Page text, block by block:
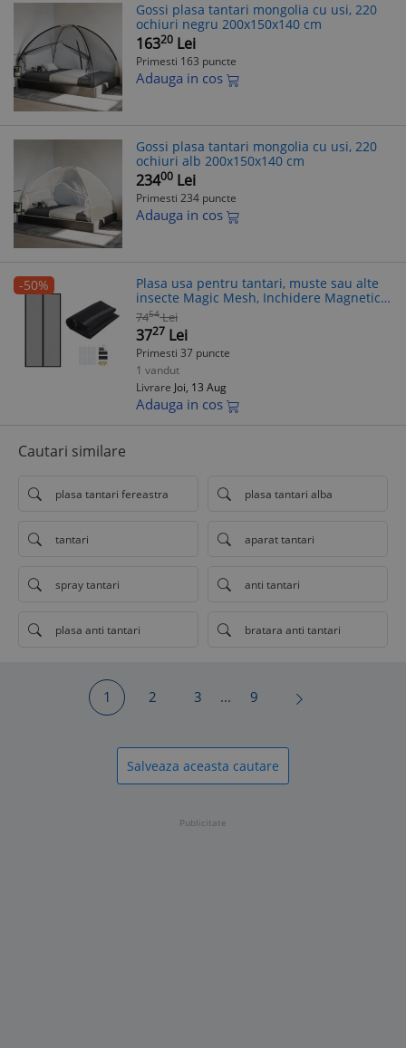
Gossi plasa tantari mongolia cu usi, 220
ochiuri negru 200x150x140 cm
16320 Lei
Primesti 163 puncte
Adauga in cos
Gossi plasa tantari mongolia cu usi, 220
ochiuri alb 200x150x140 cm
23400 Lei
Primesti 234 puncte
Adauga in cos
-50%
Plasa usa pentru tantari, muste sau alte
insecte Magic Mesh, Inchidere Magnetica,
negru
7454 Lei
3727 Lei
Primesti 37 puncte
1 vandut
Livrare Joi, 13 Aug
Adauga in cos
Cautari similare
plasa tantari fereastra plasa tantari alba
tantari aparat tantari
spray tantari anti tantari
plasa anti tantari bratara anti tantari
1 2 3 ... 9
Salveaza aceasta cautare
Publicitate